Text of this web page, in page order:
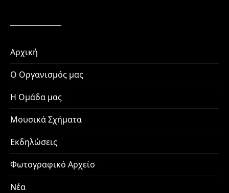
Αρχική
Ο Οργανισμός μας
Η Ομάδα μας
Μουσικά Σχήματα
Εκδηλώσεις
Φωτογραφικό Αρχείο
Νέα